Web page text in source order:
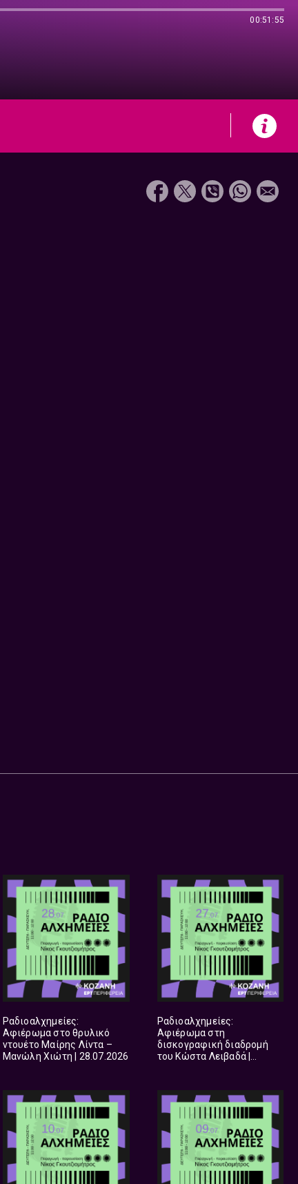
00:51:55
Ραδιοαλχημείες:
Αφιέρωμα στο θρυλικό
ντουέτο Μαίρης Λίντα –
Μανώλη Χιώτη | 28.07.2026
Ραδιοαλχημείες:
Αφιέρωμα στη
δισκογραφική διαδρομή
του Κώστα Λειβαδά |